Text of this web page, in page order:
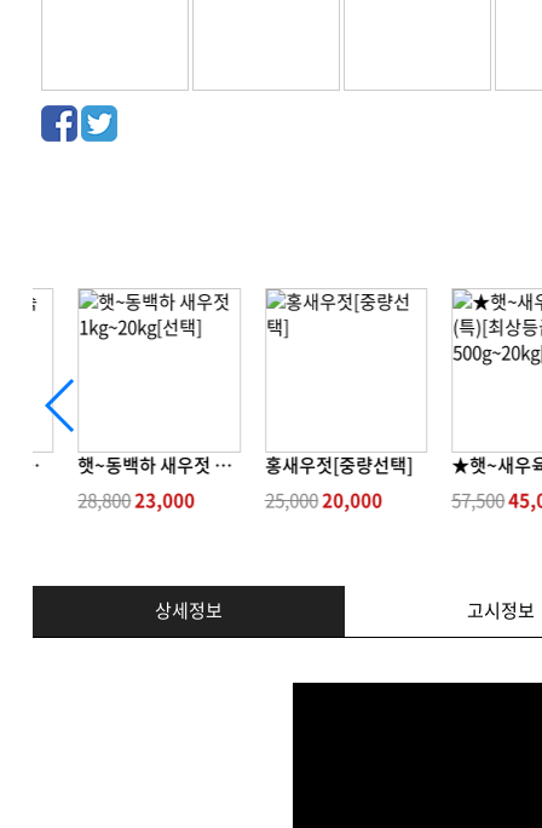
★20kg★토굴숙성새우젓
햇~동백하 새우젓 1kg~20kg[선택]
28,80023,000
홍새우젓[중량선택]
25,00020,000 57,500
상세정보 고시정보